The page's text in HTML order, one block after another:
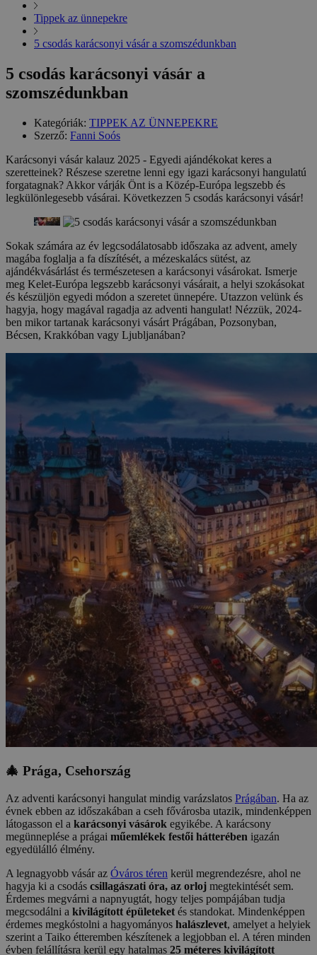
Tippek az ünnepekre
5 csodás karácsonyi vásár a szomszédunkban
5 csodás karácsonyi vásár a
szomszédunkban
Kategóriák: TIPPEK AZ ÜNNEPEKRE
Szerző: Fanni Soós
Karácsonyi vásár kalauz 2025 - Egyedi ajándékokat keres a
szeretteinek? Részese szeretne lenni egy igazi karácsonyi hangulatú
forgatagnak? Akkor várják Önt is a Közép-Európa legszebb és
legkülönlegesebb vásárai. Következzen 5 csodás karácsonyi vásár!
Sokak számára az év legcsodálatosabb időszaka az advent, amely
magába foglalja a fa díszítését, a mézeskalács sütést, az
ajándékvásárlást és természetesen a karácsonyi vásárokat. Ismerje
meg Kelet-Európa legszebb karácsonyi vásárait, a helyi szokásokat
és készüljön egyedi módon a szeretet ünnepére. Utazzon velünk és
hagyja, hogy magával ragadja az adventi hangulat! Nézzük, 2024-
ben mikor tartanak karácsonyi vásárt Prágában, Pozsonyban,
Bécsen, Krakkóban vagy Ljubljanában?
🎄 Prága, Csehország
Az adventi karácsonyi hangulat mindig varázslatos Prágában. Ha az
évnek ebben az időszakában a cseh fővárosba utazik, mindenképpen
látogasson el a karácsonyi vásárok egyikébe. A karácsony
megünneplése a prágai műemlékek festői hátterében igazán
egyedülálló élmény.
A legnagyobb vásár az Óváros téren kerül megrendezésre, ahol ne
hagyja ki a csodás csillagászati óra, az orloj megtekintését sem.
Érdemes megvárni a napnyugtát, hogy teljes pompájában tudja
megcsodálni a kivilágított épületeket és standokat. Mindenképpen
érdemes megkóstolni a hagyományos halászlevet, amelyet a helyiek
szerint a Taiko étteremben készítenek a legjobban el. A téren minden
évben felállításra kerül egy hatalmas 25 méteres kivilágított